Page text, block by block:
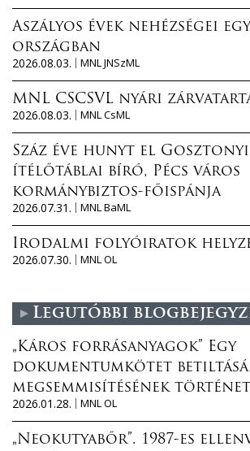
Aszályos évek nehézségei
országban
2026.08.03.
MNL JNSzML
MNL CSCSVL nyári
2026.08.03.
MNL CsML
Száz éve hunyt el
ítélőtáblai bíró, Pécs város
kormánybiztos-főispánja
2026.07.31.
MNL BaML
Irodalmi folyóiratok
2026.07.30.
MNL OL
Legutóbbi
„Káros forrásanyagok” Egy
dokumentumkötet
megsemmisítésének
2026.01.28.
MNL OL
„Neokutyabőr”. 1987-es